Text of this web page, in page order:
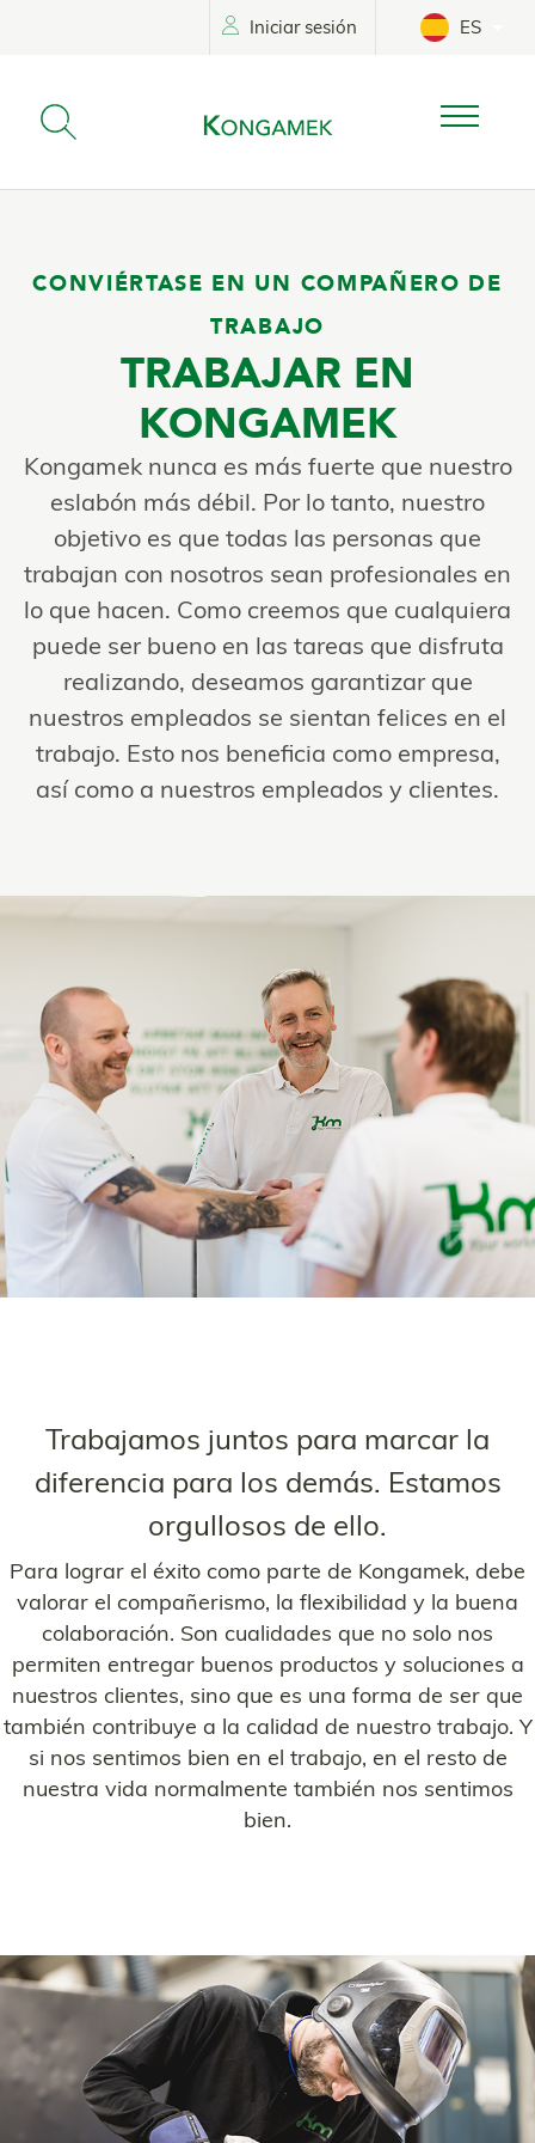
Iniciar sesión ES
CONVIÉRTASE EN UN COMPAÑERO DE
TRABAJO
TRABAJAR EN
KONGAMEK
Kongamek nunca es más fuerte que nuestro
eslabón más débil. Por lo tanto, nuestro
objetivo es que todas las personas que
trabajan con nosotros sean profesionales en
lo que hacen. Como creemos que cualquiera
puede ser bueno en las tareas que disfruta
realizando, deseamos garantizar que
nuestros empleados se sientan felices en el
trabajo. Esto nos beneficia como empresa,
así como a nuestros empleados y clientes.
Trabajamos juntos para marcar la
diferencia para los demás. Estamos
orgullosos de ello.
Para lograr el éxito como parte de Kongamek, debe
valorar el compañerismo, la flexibilidad y la buena
colaboración. Son cualidades que no solo nos
permiten entregar buenos productos y soluciones a
nuestros clientes, sino que es una forma de ser que
también contribuye a la calidad de nuestro trabajo. Y
si nos sentimos bien en el trabajo, en el resto de
nuestra vida normalmente también nos sentimos
bien.